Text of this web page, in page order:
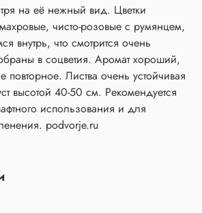
на её нежный вид. Цветки
чисто-розовые с румянцем,
внутрь, что смотрится очень
в соцветия. Аромат хороший,
повторное. Листва очень устойчивая
высотой 40-50 см. Рекомендуется
использования и для
podvorje.ru